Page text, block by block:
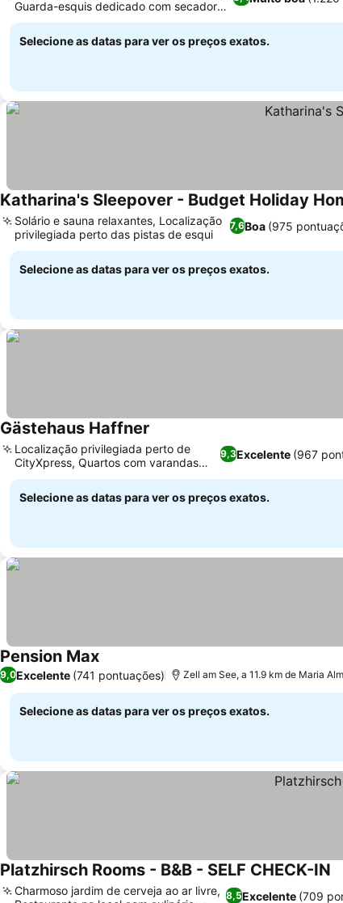
Guarda-esquis dedicado com secador
de botas
Selecione as datas para ver os preços exatos.
Katharina's Sleepover - Budget Holiday
7,6Boa (975
Solário e sauna relaxantes, Localização
privilegiada perto das pistas de esqui
Selecione as datas para ver os preços exatos.
Gästehaus Haffner
9,3Excelente (967
Localização privilegiada perto de
CityXpress, Quartos com varandas
privativas
Selecione as datas para ver os preços exatos.
Pension MaxVer preços
9,0Excelente (741 pontuações) Zell am See, a 11.9 km de Maria Alm
Selecione as datas para ver os preços exatos.
Platzhirsch Rooms - B&B - SELF CHECK-IN
8,5Excelente (709
Charmoso jardim de cerveja ao ar livre,